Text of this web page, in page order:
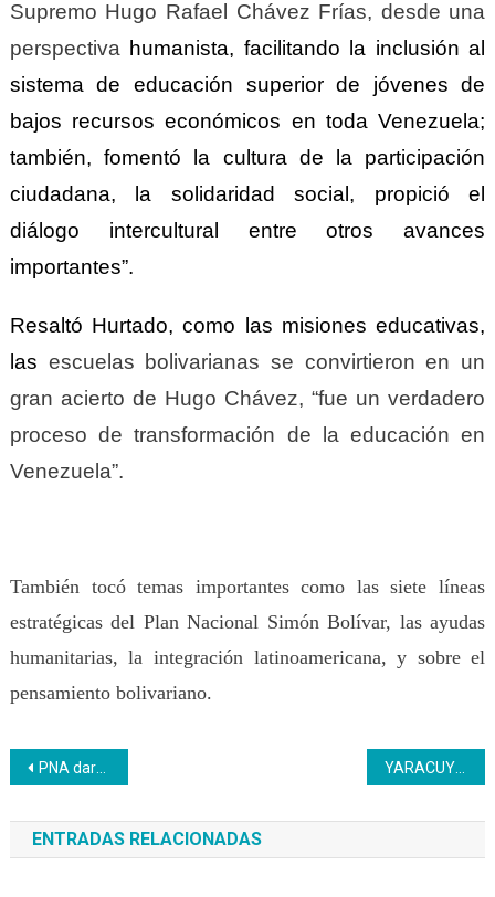
Supremo Hugo Rafael Chávez Frías, desde una
perspectiva humanista, facilitando
la inclusión al
sistema de educación superior de jóvenes de
bajos recursos económicos en toda Venezuela;
también, fomentó la cultura de la participación
ciudadana, la solidaridad social, propició el
diálogo intercultural entre otros avances
importantes”.
Resaltó Hurtado, como
las misiones educativas,
las escuelas bolivarianas se convirtieron en un
gran acierto de Hugo Chávez, “fue un verdadero
proceso de transformación de la educación en
Venezuela”.
También tocó temas importantes como las siete líneas
estratégicas del Plan Nacional Simón Bolívar, las ayudas
humanitarias, la integración latinoamericana, y sobre el
pensamiento bolivariano.
Navegación
de
entradas
PNA dará inicio a nuevas formaciones en el segundo trimestre del 2023 YARACUY | Edificio anexo a la Gerencia Regional del Inces será recuperado
ENTRADAS RELACIONADAS